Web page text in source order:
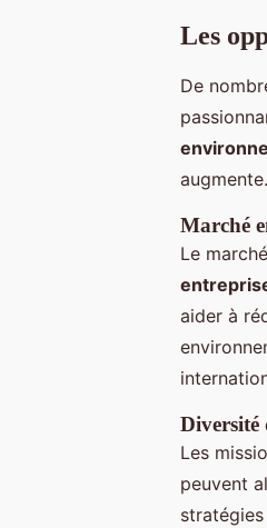
Les
De
augmente.
Marché
Le
aider à
Diversité
Les
peuvent